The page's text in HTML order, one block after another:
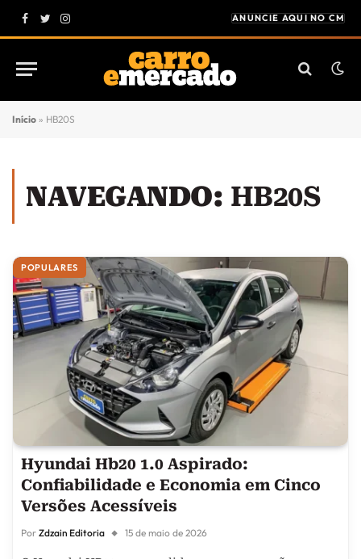
Facebook
Twitter
Instagram
ANUNCIE AQUI NO CM
Início » HB20S
NAVEGANDO: HB20S
POPULARES
Hyundai Hb20 1.0 Aspirado:
Confiabilidade e Economia em Cinco
Versões Acessíveis
Por Zdzain Editoria 15 de maio de 2026